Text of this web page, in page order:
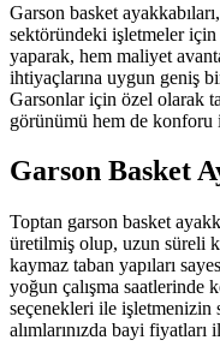
Garson basket
sektöründeki işletmeler
yaparak, hem maliyet
ihtiyaçlarına uygun geniş
Garsonlar için özel olarak
görünümü hem de konforu
Garson Basket
Toptan garson basket
üretilmiş olup, uzun süreli
kaymaz taban yapıları
yoğun çalışma saatlerinde
seçenekleri ile işletmenizin
alımlarınızda bayi